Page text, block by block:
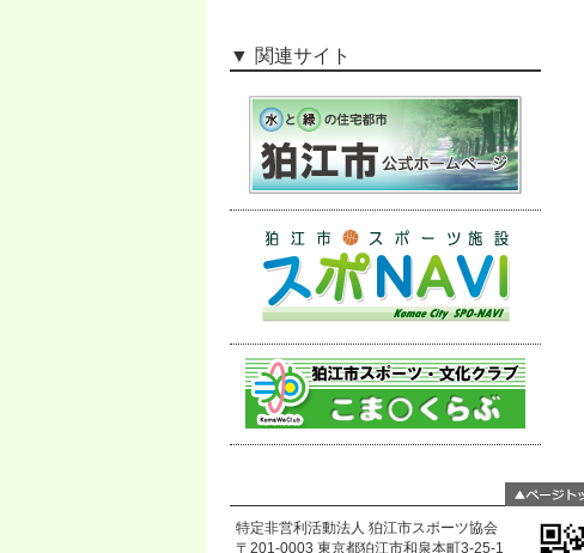
関連サイト
特定非営利活動法人 狛江市スポーツ協会
〒201-0003 東京都狛江市和泉本町3-25-1